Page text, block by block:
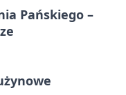
Pańskiego –